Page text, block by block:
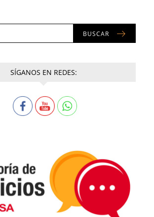
BUSCAR
SÍGANOS EN REDES: